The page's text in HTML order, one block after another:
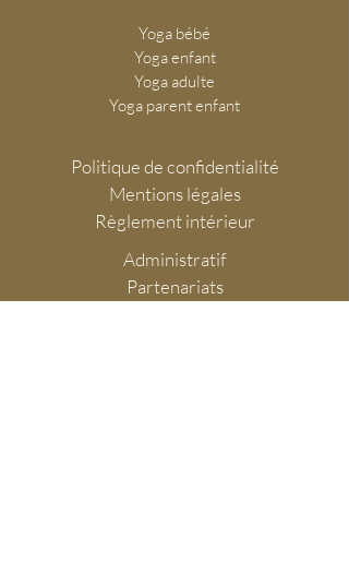
Yoga bébé
Yoga enfant
Yoga adulte
Yoga parent enfant
Politique de confidentialité
Mentions légales
Règlement intérieur
Administratif
Partenariats